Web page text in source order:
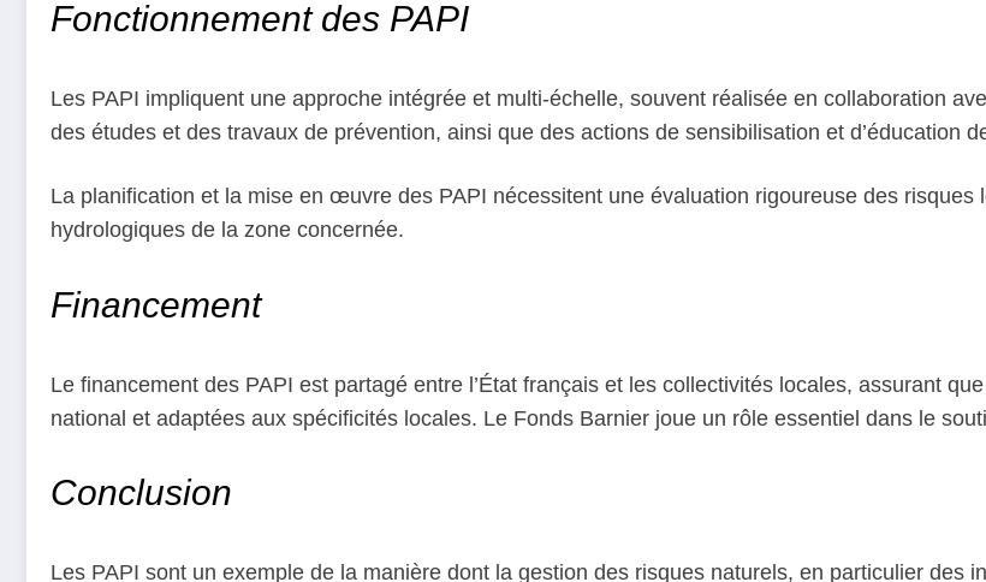
Fonctionnement des PAPI
Les PAPI impliquent une approche intégrée et multi-échelle, souvent réalisée en collaboration
des études et des travaux de prévention, ainsi que des actions de sensibilisation et d’éducation
La planification et la mise en œuvre des PAPI nécessitent une évaluation rigoureuse des
hydrologiques de la zone concernée.
Financement
Le financement des PAPI est partagé entre l’État français et les collectivités locales, assurant
national et adaptées aux spécificités locales. Le Fonds Barnier joue un rôle essentiel dans le
Conclusion
Les PAPI sont un exemple de la manière dont la gestion des risques naturels, en particulier des